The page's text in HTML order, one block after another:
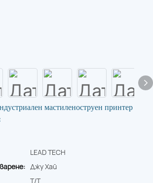
мастиленоструен принтер
LEAD TECH
Джу Хай
T/T